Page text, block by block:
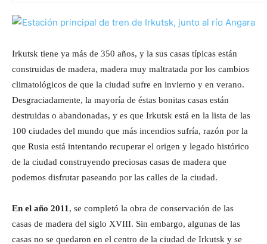
Irkutsk tiene ya más de 350 años, y la sus casas típicas están
construidas de madera, madera muy maltratada por los cambios
climatológicos de que la ciudad sufre en invierno y en verano.
Desgraciadamente, la mayoría de éstas bonitas casas están
destruidas o abandonadas, y es que Irkutsk está en la lista de las
100 ciudades del mundo que más incendios sufría, razón por la
que Rusia está intentando recuperar el origen y legado histórico
de la ciudad construyendo preciosas casas de madera que
podemos disfrutar paseando por las calles de la ciudad.
En el año 2011, se completó la obra de conservación de las
casas de madera del siglo XVIII. Sin embargo, algunas de las
casas no se quedaron en el centro de la ciudad de Irkutsk y se